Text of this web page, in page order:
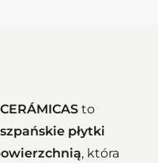
to
płytki
, która